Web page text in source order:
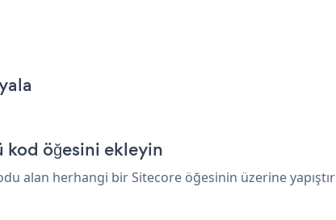
öğesini ekleyin
alan herhangi bir Sitecore öğesinin üzerine